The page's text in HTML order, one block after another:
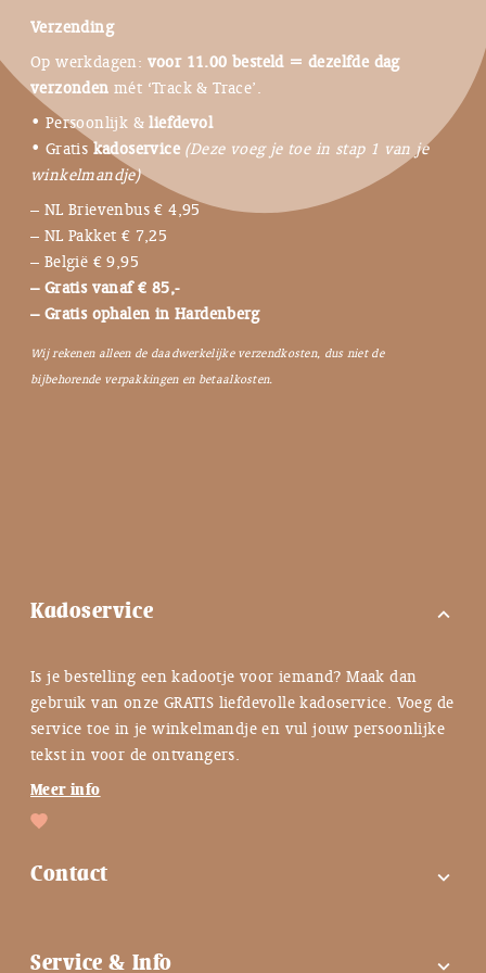
Verzending
Op werkdagen: voor 11.00 besteld = dezelfde dag
verzonden mét ‘Track & Trace’.
• Persoonlijk &liefdevol
• Gratis kadoservice (Deze voeg je toe in stap 1 van je
winkelmandje)
– NL Brievenbus € 4,95
– NL Pakket € 7,25
– België € 9,95
– Gratis vanaf € 85,-
– Gratis ophalen in Hardenberg
Wij rekenen alleen de daadwerkelijke verzendkosten, dus niet de
bijbehorende verpakkingen en betaalkosten.
Kadoservice expand_more
Is je bestelling een kadootje voor iemand? Maak dan
gebruik van onze GRATIS liefdevolle kadoservice. Voeg de
service toe in je winkelmandje en vul jouw persoonlijke
tekst in voor de ontvangers.
Meer info
Contact expand_more
Service & Info expand_more